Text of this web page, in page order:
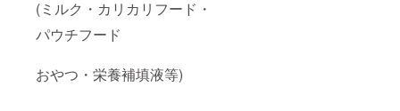
(ミルク・カリカリフード・
パウチフード
おやつ・栄養補填液等)